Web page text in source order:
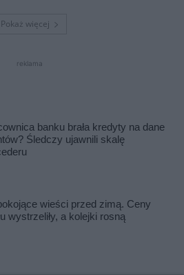
Pokaż więcej
reklama
banku brała kredyty na dane
Śledczy ujawnili skalę
wieści przed zimą. Ceny
wystrzeliły, a kolejki rosną